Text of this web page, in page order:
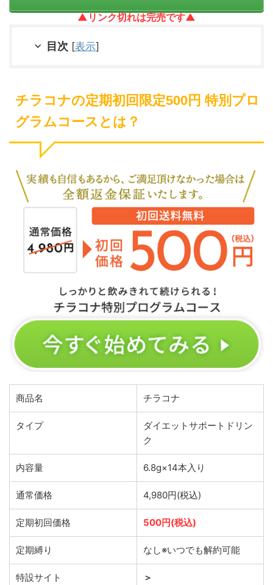
▲リンク切れは完売です▲
目次 [表示]
チラコナの定期初回限定500円 特別プロ
グラムコースとは？
商品名 チラコナ
タイプ
ダイエットサポートドリン
ク
内容量 6.8g×14本入り
通常価格 4,980円(税込)
定期初回価格 500円(税込)
定期縛り なし※いつでも解約可能
特設サイト
＞